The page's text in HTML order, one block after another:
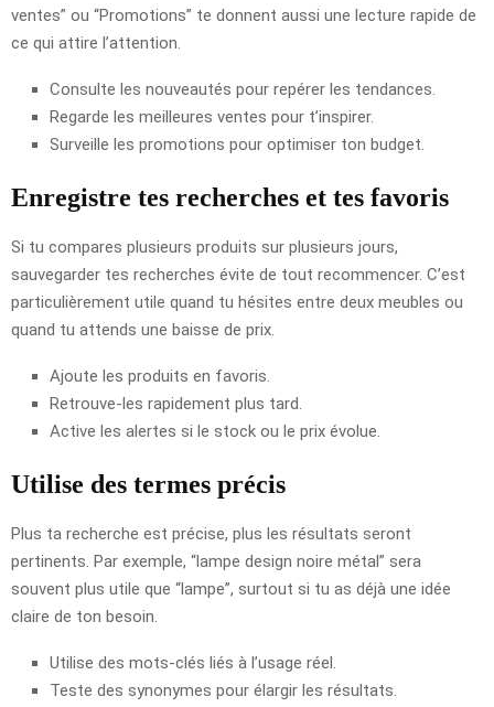
ventes” ou “Promotions” te donnent aussi une lecture rapide de
ce qui attire l’attention.
Consulte les nouveautés pour repérer les tendances.
Regarde les meilleures ventes pour t’inspirer.
Surveille les promotions pour optimiser ton budget.
Enregistre tes recherches et tes favoris
Si tu compares plusieurs produits sur plusieurs jours,
sauvegarder tes recherches évite de tout recommencer. C’est
particulièrement utile quand tu hésites entre deux meubles ou
quand tu attends une baisse de prix.
Ajoute les produits en favoris.
Retrouve-les rapidement plus tard.
Active les alertes si le stock ou le prix évolue.
Utilise des termes précis
Plus ta recherche est précise, plus les résultats seront
pertinents. Par exemple, “lampe design noire métal” sera
souvent plus utile que “lampe”, surtout si tu as déjà une idée
claire de ton besoin.
Utilise des mots-clés liés à l’usage réel.
Teste des synonymes pour élargir les résultats.